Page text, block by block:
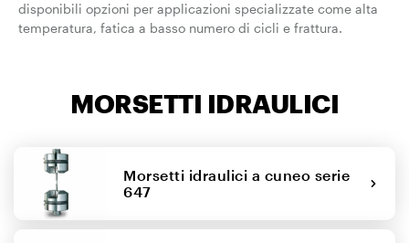
disponibili opzioni per applicazioni specializzate come alta
temperatura, fatica a basso numero di cicli e frattura.
MORSETTI IDRAULICI
Morsetti idraulici a cuneo serie
647